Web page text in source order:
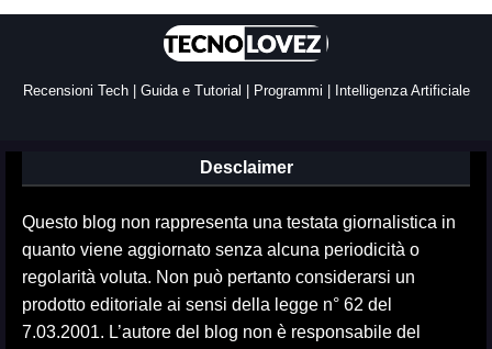
Recensioni Tech | Guida e Tutorial | Programmi | Intelligenza Artificiale
Desclaimer
Questo blog non rappresenta una testata giornalistica in
quanto viene aggiornato senza alcuna periodicità o
regolarità voluta. Non può pertanto considerarsi un
prodotto editoriale ai sensi della legge n° 62 del
7.03.2001. L’autore del blog non è responsabile del